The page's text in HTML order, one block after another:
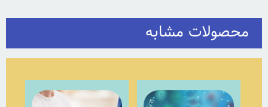
محصولات مشابه